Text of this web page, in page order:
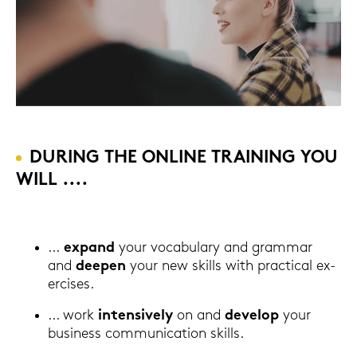
DU­RING THE ON­LINE TRAI­NING YOU
WILL ....
... ex­pand your vo­ca­bu­la­ry and gram­mar
and deepen your new skills with prac­ti­cal ex­
er­cises.
... work in­ten­si­ve­ly on and de­ve­lop your
busi­ness com­mu­ni­ca­ti­on skills.